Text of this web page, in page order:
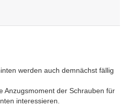
werden auch demnächst fällig
Anzugsmoment der Schrauben für
interessieren.